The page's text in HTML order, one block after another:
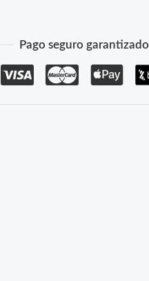
Pago seguro garantizado